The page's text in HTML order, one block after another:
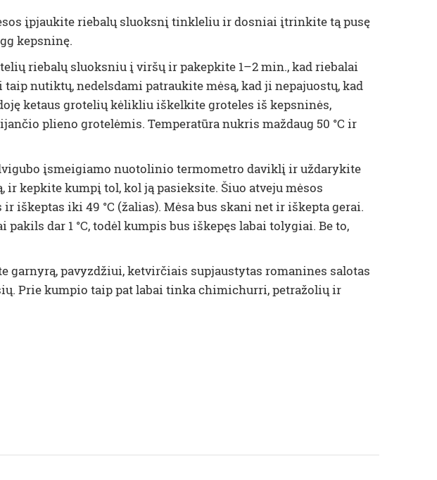
įpjaukite riebalų sluoksnį tinkleliu ir dosniai įtrinkite tą pusę
kepsninę.
riebalų sluoksniu į viršų ir pakepkite 1–2 min., kad riebalai
nutiktų, nedelsdami patraukite mėsą, kad ji nepajuostų, kad
ketaus grotelių kėlikliu iškelkite groteles iš kepsninės,
plieno grotelėmis. Temperatūra nukris maždaug 50 °C ir
įsmeigiamo nuotolinio termometro daviklį ir uždarykite
kepkite kumpį tol, kol ją pasieksite. Šiuo atveju mėsos
iškeptas iki 49 °C (žalias). Mėsa bus skani net ir iškepta gerai.
dar 1 °C, todėl kumpis bus iškepęs labai tolygiai. Be to,
garnyrą, pavyzdžiui, ketvirčiais supjaustytas romanines salotas
Prie kumpio taip pat labai tinka chimichurri, petražolių ir